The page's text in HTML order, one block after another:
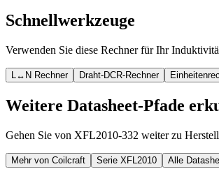
Schnellwerkzeuge
Verwenden Sie diese Rechner für Ihr
L↔N Rechner Draht-DCR-Rechner
Weitere Datasheet-Pfade
Gehen Sie von XFL2010-332 weiter zu
Mehr von Coilcraft Serie XFL2010 Alle